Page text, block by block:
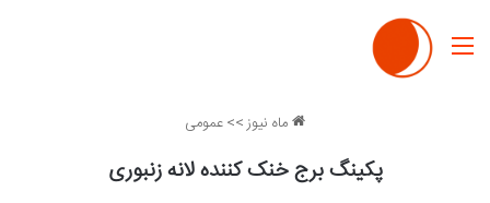
منو
ماه نیوز>>عمومی
پکینگ برج خنک کننده لانه زنبوری